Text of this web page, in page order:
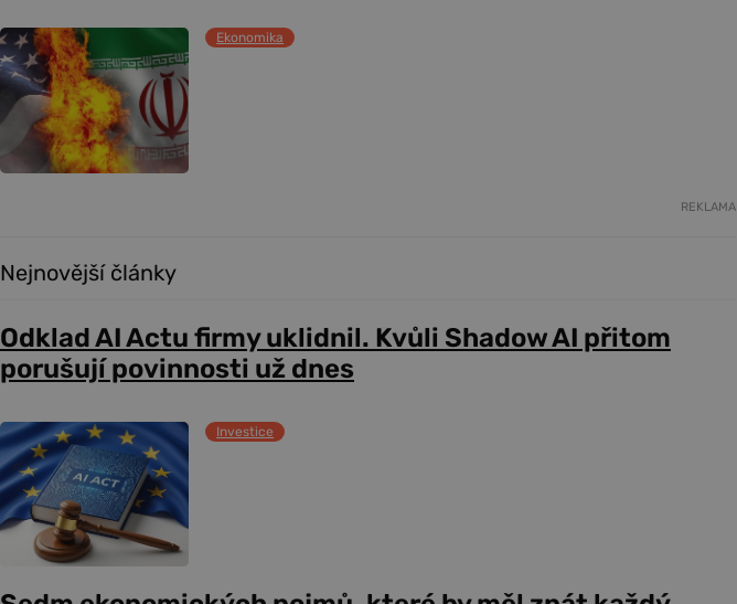
Ekonomika
REKLAMA
Nejnovější články
Odklad AI Actu firmy uklidnil. Kvůli Shadow AI přitom
porušují povinnosti už dnes
Investice